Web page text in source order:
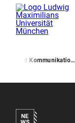
und Kommunikation (PuK)